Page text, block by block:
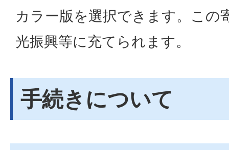
カラー版を選択できます。この
光振興等に充てられます。
手続きについて